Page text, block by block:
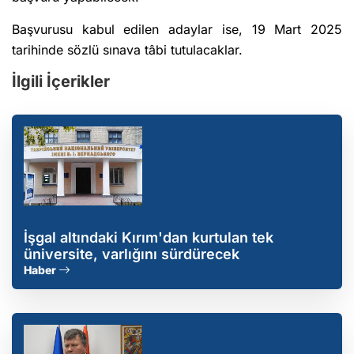
Başvurusu kabul edilen adaylar ise, 19 Mart 2025
tarihinde sözlü sınava tâbi tutulacaklar.
İlgili İçerikler
İşgal altındaki Kırım'dan kurtulan tek
üniversite, varlığını sürdürecek
Haber